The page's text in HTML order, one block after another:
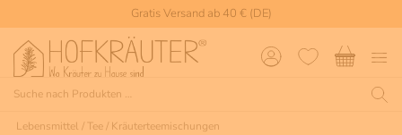
Gratis Versand ab 40 € (DE)
Lebensmittel / Tee/ Kräuterteemischungen